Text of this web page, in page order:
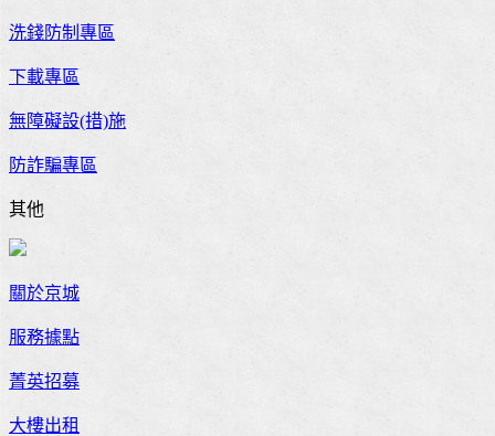
洗錢防制專區
下載專區
無障礙設(措)施
防詐騙專區
其他
關於京城
服務據點
菁英招募
大樓出租